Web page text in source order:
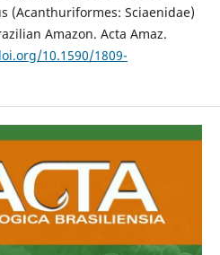
(Acanthuriformes: Sciaenidae)
Amazon. Acta Amaz.
10.1590/1809-